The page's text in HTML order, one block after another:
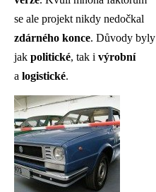
se ale projekt nikdy nedočkal
zdárného konce. Důvody byly
jak politické, tak i výrobní
a logistické.